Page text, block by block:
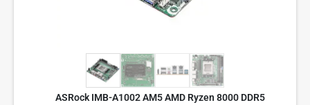
ASRock IMB-A1002 AM5 AMD Ryzen 8000 DDR5